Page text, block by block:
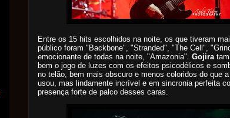
Entre os 15 hits escolhidos na noite, os que tiveram
público foram "Backbone", "Stranded", "The Cell",
emocionante de todas na noite, "Amazonia". Gojira
bem o jogo de luzes com os efeitos psicodélicos e
no telão, bem mais obscuro e menos coloridos do que
usou, mas lindamente incrível e em sincronia perfeita
presença forte de palco desses caras.